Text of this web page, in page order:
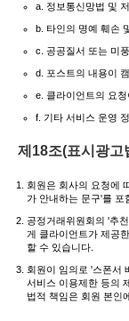
a. 정보통신망법 및
b. 타인의 명예 훼손
c. 공공질서 또는 미
d. 포스트의 내용이
e. 클라이언트의 요
f. 기타 서비스 운영
제18조(표시광고
회원은 회사의 요청에
가 안내하는 문구'를 포
공정거래위원회의 '추
게 클라이언트가 제공
할 수 있습니다.
회원이 임의로 '스폰서
서비스 이용제한 등의
법적 책임은 회원 본인